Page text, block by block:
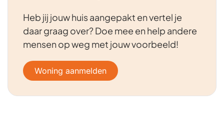
Heb jij jouw huis aangepakt en vertel je
daar graag over? Doe mee en help andere
mensen op weg met jouw voorbeeld!
Woning aanmelden